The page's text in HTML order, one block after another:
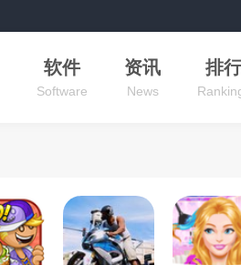
软件
Software
资讯
News
排